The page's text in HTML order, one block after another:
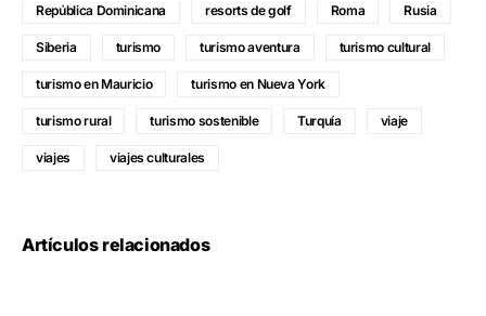
República Dominicana resorts de golf Roma Rusia
Siberia turismo turismo aventura turismo cultural
turismo en Mauricio turismo en Nueva York
turismo rural turismo sostenible Turquía viaje
viajes viajes culturales
Artículos relacionados